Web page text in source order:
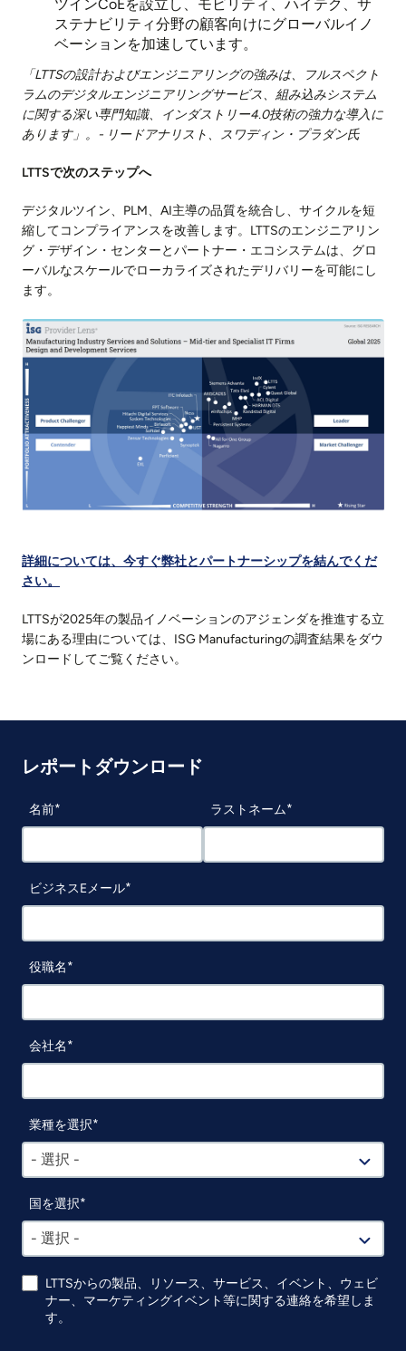
ツインCoEを設立し、モビリティ、ハイテク、サ
ステナビリティ分野の顧客向けにグローバルイノ
ベーションを加速しています。
「LTTSの設計およびエンジニアリングの強みは、フルスペクト
ラムのデジタルエンジニアリングサービス、組み込みシステム
に関する深い専門知識、インダストリー4.0技術の強力な導入に
あります」。- リードアナリスト、スワディン・プラダン氏
LTTSで次のステップへ
デジタルツイン、PLM、AI主導の品質を統合し、サイクルを短
縮してコンプライアンスを改善します。LTTSのエンジニアリン
グ・デザイン・センターとパートナー・エコシステムは、グロ
ーバルなスケールでローカライズされたデリバリーを可能にし
ます。
詳細については、今すぐ弊社とパートナーシップを結んでくだ
さい。
LTTSが2025年の製品イノベーションのアジェンダを推進する立
場にある理由については、ISG Manufacturingの調査結果をダウ
ンロードしてご覧ください。
レポートダウンロード
名前 ラストネーム
ビジネスEメール
役職名
会社名
業種を選択
- 選択 -
国を選択
- 選択 -
LTTSからの製品、リソース、サービス、イベント、ウェビ
ナー、マーケティングイベント等に関する連絡を希望しま
す。